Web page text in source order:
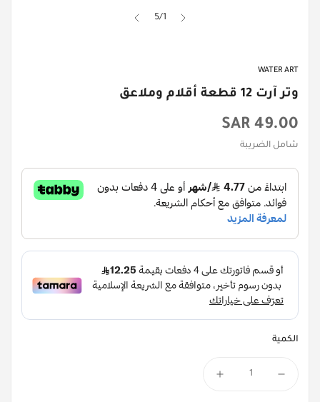
1
/
5
WATER ART
وتر آرت 12 قطعة أقلام وملاعق
السعر
الأصلي
49.00 SAR
شامل الضريبة
الكمية